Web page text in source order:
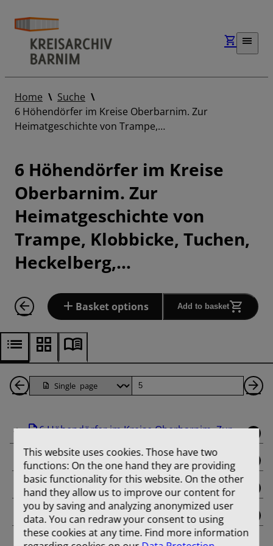
Home
Suche
6 Höhendörfer im Kreise Oberbarnim. Zur
Heimatgeschichte von Trampe,…
6 Höhendörfer im Kreise
Oberbarnim. Zur
Heimatgeschichte von
Trampe, Klobbicke, Tuchen,
Heckelberg,…
Basket options Add to basket
Back
Pages
Page
6 Höhendörfer im Kreise Oberbarnim. Zur ...
binding
title_page
contents
Aus der Entwicklungsgeschichte von Dorf und
This website uses cookies. Those have two
functions: On the one hand they are providing
basic functionality for this website. On the other
hand they allow us to improve our content for
you by saving and analyzing anonymized user
data. You can redraw your consent to using
these cookies at any time. Find more information